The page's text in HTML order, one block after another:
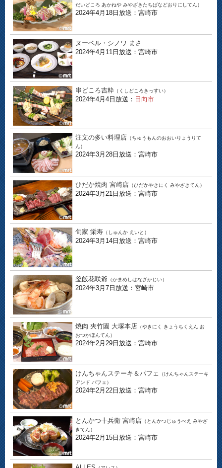
だいどころ あかねや みやざきたちばなどおりにしてん）
2024年4月18日放送：宮崎市
ヌーベル・シノワ まさ
2024年4月11日放送：宮崎市
串どころ吉粋 （くしどころきっすい）
2024年4月4日放送： 日向市
注文の多い料理店 （ちゅうもんのおおいりょうりて
ん）
2024年3月28日放送：宮崎市
ひだか焼肉 宮崎店 （ひだかやきにく みやざきてん）
2024年3月21日放送：宮崎市
旬家 栄寿 （しゅんか えいと）
2024年3月14日放送：宮崎市
釜飯花咲爺 （かまめしはなざかじい）
2024年3月7日放送：宮崎市
焼肉 夾竹園 大塚本店 （やきにく きょうちくえん お
おつかほんてん）
2024年2月29日放送：宮崎市
けんちゃんステーキ＆パフェ
（けんちゃんステーキ
アンド パフェ）
2024年2月22日放送：宮崎市
とんかつ十兵衛 宮崎店 （とんかつじゅうべえ みやざ
きてん）
2024年2月15日放送：宮崎市